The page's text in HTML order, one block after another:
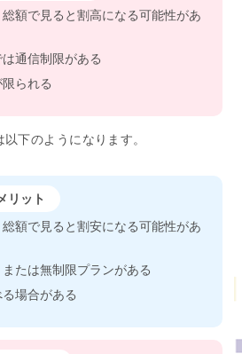
額で見ると割高になる可能性があ
通信制限がある
られる
下のようになります。
リット
額で見ると割安になる可能性があ
たは無制限プランがある
場合がある